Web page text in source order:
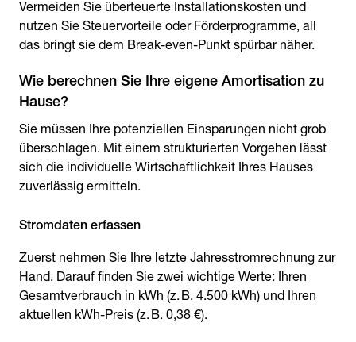
Vermeiden Sie überteuerte Installationskosten und
nutzen Sie Steuervorteile oder Förderprogramme, all
das bringt sie dem Break-even-Punkt spürbar näher.
Wie berechnen Sie Ihre eigene Amortisation zu
Hause?
Sie müssen Ihre potenziellen Einsparungen nicht grob
überschlagen. Mit einem strukturierten Vorgehen lässt
sich die individuelle Wirtschaftlichkeit Ihres Hauses
zuverlässig ermitteln.
Stromdaten erfassen
Zuerst nehmen Sie Ihre letzte Jahresstromrechnung zur
Hand. Darauf finden Sie zwei wichtige Werte: Ihren
Gesamtverbrauch in kWh (z. B. 4.500 kWh) und Ihren
aktuellen kWh-Preis (z. B. 0,38 €).